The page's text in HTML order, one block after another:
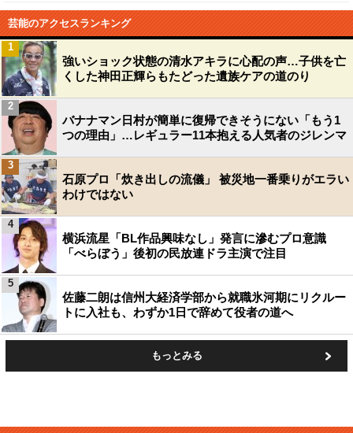
芸能のアクセスランキング
強いショック状態の清水アキラに心配の声…子供を亡
くした神田正輝らもたどった遺族ケアの道のり
1
バナナマン日村が簡単に復帰できそうにない「もう1
つの理由」…レギュラー11本抱える人気者のジレンマ
2
石原プロ「炊き出しの流儀」 被災地一番乗りがエラい
わけではない
3
横浜流星「BL作品興味なし」発言に滲むプロ意識
「べらぼう」後初の民放連ドラ主演で注目
4
佐藤二朗は信州大経済学部から就職氷河期にリクルー
トに入社も、わずか1日で辞めて役者の道へ
5
もっとみる